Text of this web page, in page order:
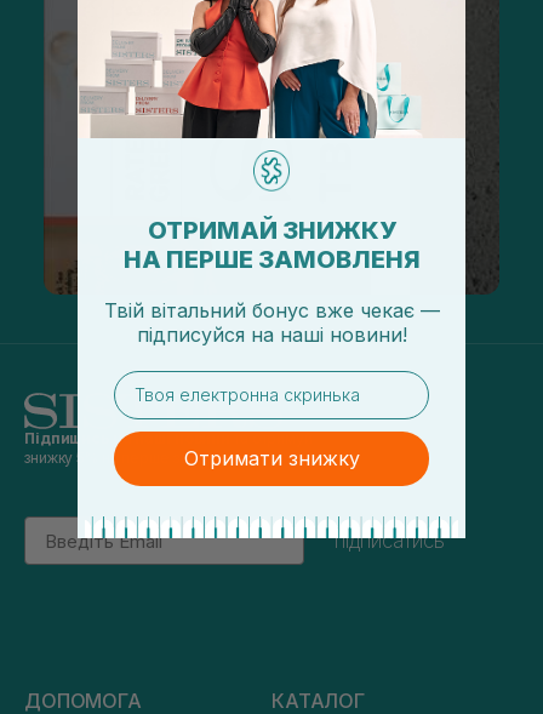
Підпишись на наші новини
знижку 5% на перше замовлення
Email
підписатись
ДОПОМОГА КАТАЛОГ
ОТРИМАЙ ЗНИЖКУ
НА ПЕРШЕ ЗАМОВЛЕНЯ
Твій вітальний бонус вже чекає —
підписуйся на наші новини!
email
Отримати знижку